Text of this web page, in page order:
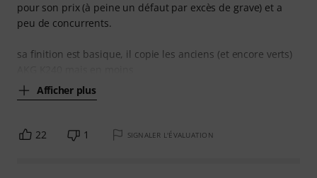
pour son prix (à peine un défaut par excès de grave) et a
peu de concurrents.
sa finition est basique, il copie les anciens (et encore verts)
Afficher plus
22 1 SIGNALER L'ÉVALUATION